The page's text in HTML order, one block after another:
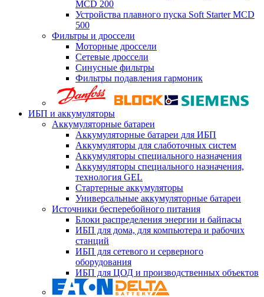
MCD 200
Устройства плавного пуска Soft Starter MCD
500
Фильтры и дроссели
Моторные дроссели
Сетевые дроссели
Синусные фильтры
Фильтры подавления гармоник
ИБП и аккумуляторы
Аккумуляторные батареи
Аккумуляторные батареи для ИБП
Аккумуляторы для слаботочных систем
Аккумуляторы специального назначения
Аккумуляторы специального назначения,
технология GEL
Стартерные аккумуляторы
Универсальные аккумуляторные батареи
Источники бесперебойного питания
Блоки распределения энергии и байпасы
ИБП для дома, для компьютера и рабочих
станций
ИБП для сетевого и серверного
оборудования
ИБП для ЦОД и производственных объектов